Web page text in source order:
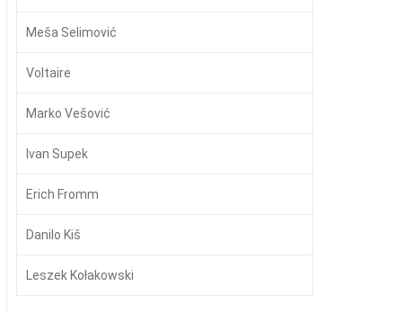
Meša Selimović
Voltaire
Marko Vešović
Ivan Supek
Erich Fromm
Danilo Kiš
Leszek Kołakowski